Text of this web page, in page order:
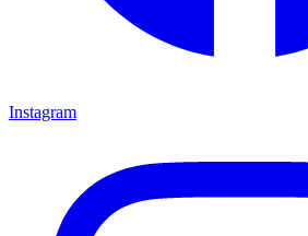
Instagram